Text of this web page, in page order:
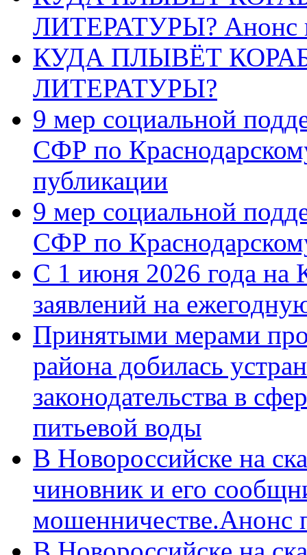
ЛИТЕРАТУРЫ? Анонс
КУДА ПЛЫВЁТ
ЛИТЕРАТУРЫ?
9 мер социальной
СФР по
публикации
9 мер социальной
СФР по
С 1 июня 2026 года на
заявлений на
Принятыми мерами
района добилась
законодательства в
питьевой воды
В Новороссийске на
чиновник и его
мошенничестве.Анонс